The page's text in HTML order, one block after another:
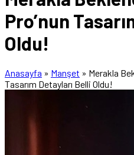
Pro’nun
Oldu!
Anasayfa » Manşet » Merakla
Tasarım Detayları Belli Oldu!